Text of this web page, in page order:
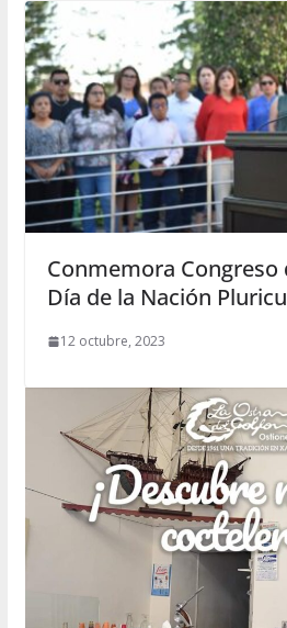
Conmemora Congreso
Día de la Nación
12 octubre, 2023